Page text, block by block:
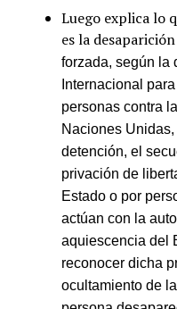
Luego explica lo
es la
forzada, según la
Internacional
personas contra
Naciones
detención, el
privación de
Estado o por
actúan con la
aquiescencia del
reconocer dicha
ocultamiento de